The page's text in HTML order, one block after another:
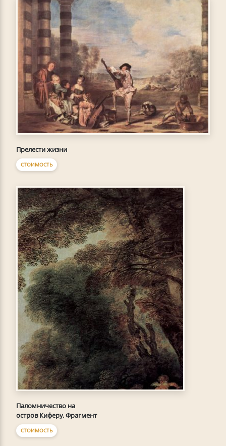
Прелести жизни
СТОИМОСТЬ
Паломничество на
остров Киферу. Фрагмент
СТОИМОСТЬ